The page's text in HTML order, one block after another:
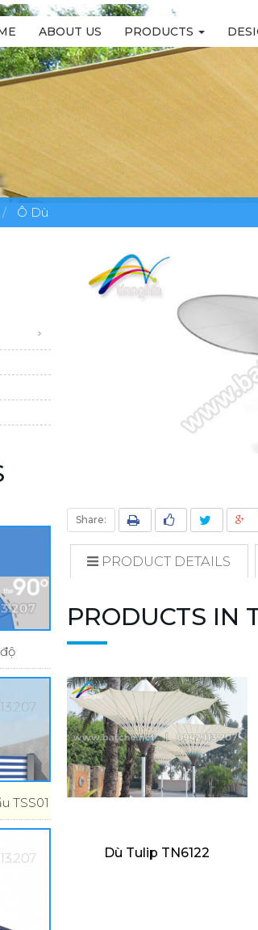
ABOUT US PRODUCTS
Ô Dù
Share:
PRODUCT DETAILS
PRODUCTS IN
Dù Tulip TN6122
TSS01